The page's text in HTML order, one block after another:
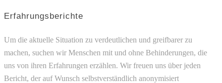
Erfahrungsberichte
Um die aktuelle Situation zu verdeutlichen und greifbarer zu
machen, suchen wir Menschen mit und ohne Behinderungen, die
uns von ihren Erfahrungen erzählen. Wir freuen uns über jeden
Bericht, der auf Wunsch selbstverständlich anonymisiert